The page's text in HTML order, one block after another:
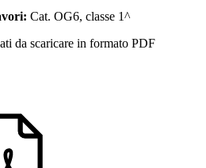
Cat. OG6, classe 1^
da scaricare in formato PDF